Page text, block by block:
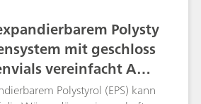
Polysty
mit geschloss
vereinfacht Anal
Polystyrol (EPS) kann